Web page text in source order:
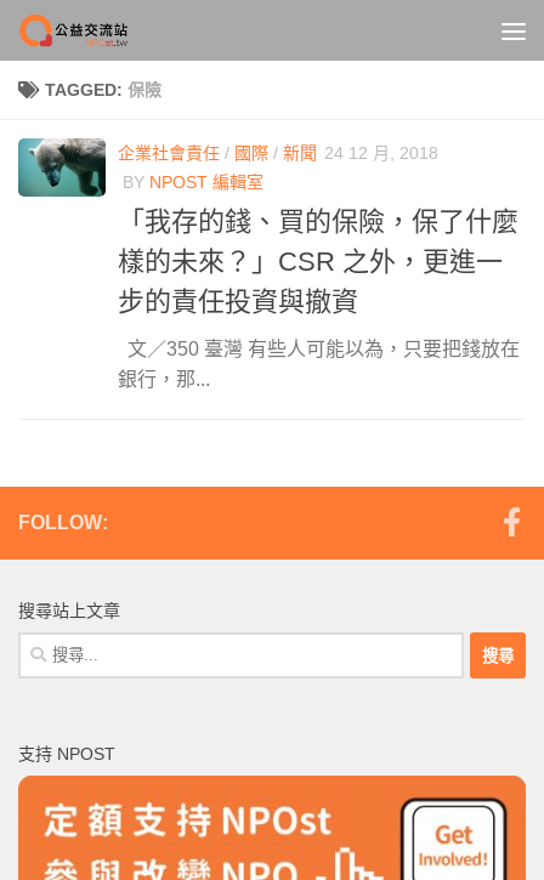
Skip to content
TAGGED: 保險
企業社會責任 / 國際 / 新聞 24 12 月, 2018
BY NPOST 編輯室
「我存的錢、買的保險，保了什麼
樣的未來？」CSR 之外，更進一
步的責任投資與撤資
文／350 臺灣 有些人可能以為，只要把錢放在
銀行，那...
FOLLOW:
搜尋站上文章
搜
尋
字:
支持 NPOST